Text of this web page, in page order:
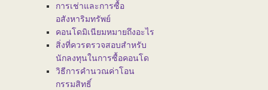
การเช่าและการซื้อ
อสังหาริมทรัพย์
คอนโดมิเนียมหมายถึงอะไร
สิ่งที่ควรตรวจสอบสำหรับ
นักลงทุนในการซื้อคอนโด
วิธีการคำนวณค่าโอน
กรรมสิทธิ์